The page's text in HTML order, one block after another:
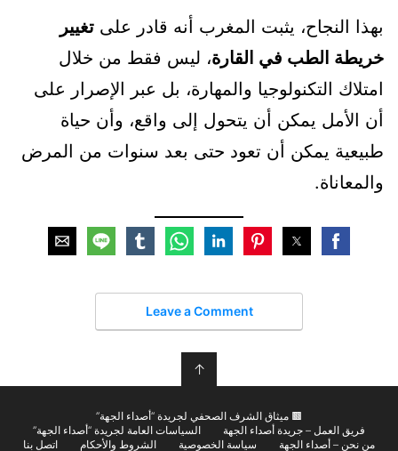
بهذا النجاح، يثبت المغرب أنه قادر على تغيير
خريطة الطب في القارة، ليس فقط من خلال
امتلاك التكنولوجيا والمهارة، بل عبر الإصرار على
أن الأمل يمكن أن يتحول إلى واقع، وأن حياة
طبيعية يمكن أن تعود حتى بعد سنوات من المرض
والمعاناة.
Leave a Comment
↑
🟫 ميثاق الشرف الصحفي لجريدة “أصداء الجهة”
فريق العمل – جريدة أصداء الجهة
السياسات العامة لجريدة “أصداء الجهة”
من نحن – أصداء الجهة
سياسة الخصوصية الشروط والأحكام اتصل بنا